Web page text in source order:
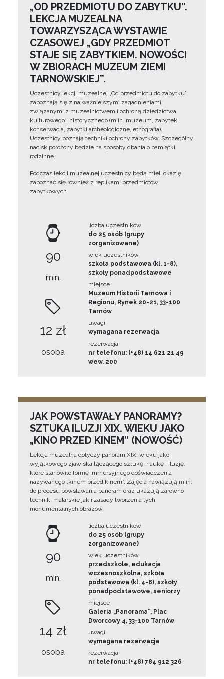
„OD PRZEDMIOTU DO ZABYTKU”.
LEKCJA MUZEALNA
TOWARZYSZĄCA WYSTAWIE
CZASOWEJ „GDY PRZEDMIOT
STAJE SIĘ ZABYTKIEM. NOWOŚCI
W ZBIORACH MUZEUM ZIEMI
TARNOWSKIEJ”.
Uczestnicy lekcji muzealnej „Od przedmiotu do zabytku”
zapoznają się z najważniejszymi zagadnieniami
związanymi z muzealnictwem i ochroną dziedzictwa
kulturowego i historycznego (m.in. muzeum, zabytek,
konserwacja, zabytki archeologiczne, etnografia).
Uczestnicy poznają techniki ochrony zabytków. Szczególny
nacisk położony będzie na sposoby dbania o pamiątki
rodzinne.
Podczas lekcji muzealnej uczestnicy będą mieli okazję
zapoznać się również z replikami przedmiotów
zabytkowych.
90
min.
12 zł
osoba
liczba uczestników
do 25 osób (grupy
zorganizowane)
wiek uczestników
szkoła podstawowa (kl. 1-8),
szkoły ponadpodstawowe
miejsce
Muzeum Historii Tarnowa i
Regionu, Rynek 20-21, 33-100
Tarnów
uwagi
wymagana rezerwacja
rezerwacja
nr telefonu: (+48) 14 621 21 49
wew. 200
JAK POWSTAWAŁY PANORAMY?
SZTUKA ILUZJI XIX. WIEKU JAKO
„KINO PRZED KINEM” (NOWOŚĆ)
Lekcja muzealna dotyczy panoram XIX. wieku jako
wyjątkowego zjawiska łączącego sztukę, naukę i iluzję,
które stanowiło formę immersyjnego doświadczenia
nazywanego „kinem przed kinem”. Zajęcia nawiązują m.in.
do procesu powstawania panoram oraz ukazują zarówno
techniki malarskie jak i zasady tworzenia tych
monumentalnych obrazów.
90
min.
14 zł
osoba
liczba uczestników
do 25 osób (grupy
zorganizowane)
wiek uczestników
przedszkole, edukacja
wczesnoszkolna, szkoła
podstawowa (kl. 4-8), szkoły
ponadpodstawowe, seniorzy
miejsce
Galeria „Panorama”, Plac
Dworcowy 4, 33-100 Tarnów
uwagi
wymagana rezerwacja
rezerwacja
nr telefonu: (+48) 784 912 326